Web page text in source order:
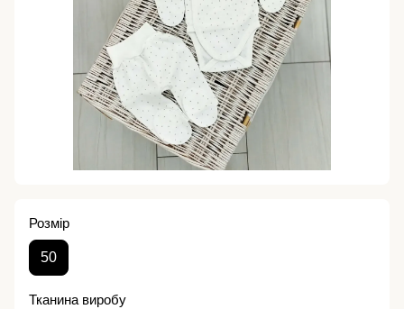
Розмір
50
Тканина виробу